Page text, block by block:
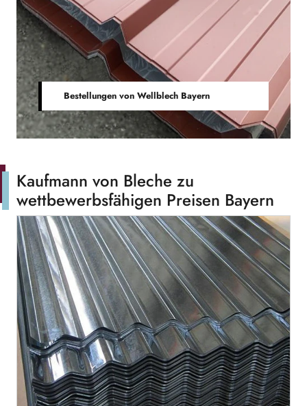
Bestellungen von Wellblech Bayern
Kaufmann von Bleche zu
wettbewerbsfähigen Preisen Bayern